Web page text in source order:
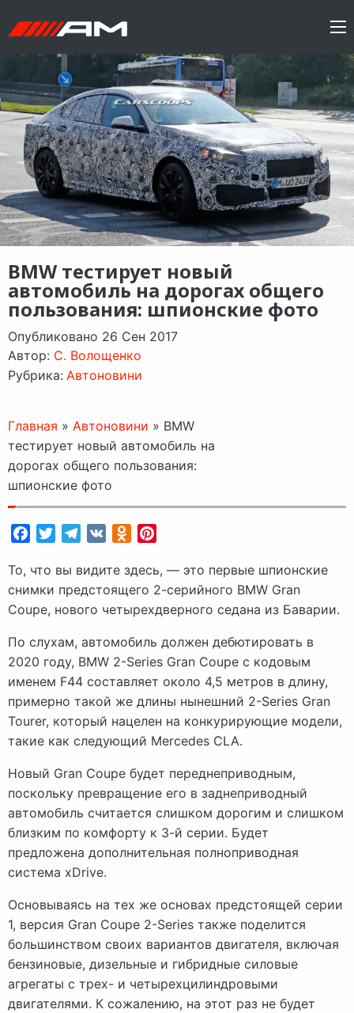
BMW тестирует новый
автомобиль на дорогах общего
пользования: шпионские фото
Опубликовано 26 Сен 2017
Автор: C. Волощенко
Рубрика: Автоновини
Главная » Автоновини » BMW
тестирует новый автомобиль на
дорогах общего пользования:
шпионские фото
FacebookTwitterTelegram
VK Odnoklassniki
То, что вы видите здесь, — это первые шпионские
снимки предстоящего 2-серийного BMW Gran
Coupe, нового четырехдверного седана из Баварии.
По слухам, автомобиль должен дебютировать в
2020 году, BMW 2-Series Gran Coupe с кодовым
именем F44 составляет около 4,5 метров в длину,
примерно такой же длины нынешний 2-Series Gran
Tourer, который нацелен на конкурирующие модели,
такие как следующий Mercedes CLA.
Новый Gran Coupe будет переднеприводным,
поскольку превращение его в заднеприводный
автомобиль считается слишком дорогим и слишком
близким по комфорту к 3-й серии. Будет
предложена дополнительная полноприводная
система xDrive.
Основываясь на тех же основах предстоящей серии
1, версия Gran Coupe 2-Series также поделится
большинством своих вариантов двигателя, включая
бензиновые, дизельные и гибридные силовые
агрегаты с трех- и четырехцилиндровыми
двигателями. К сожалению, на этот раз не будет